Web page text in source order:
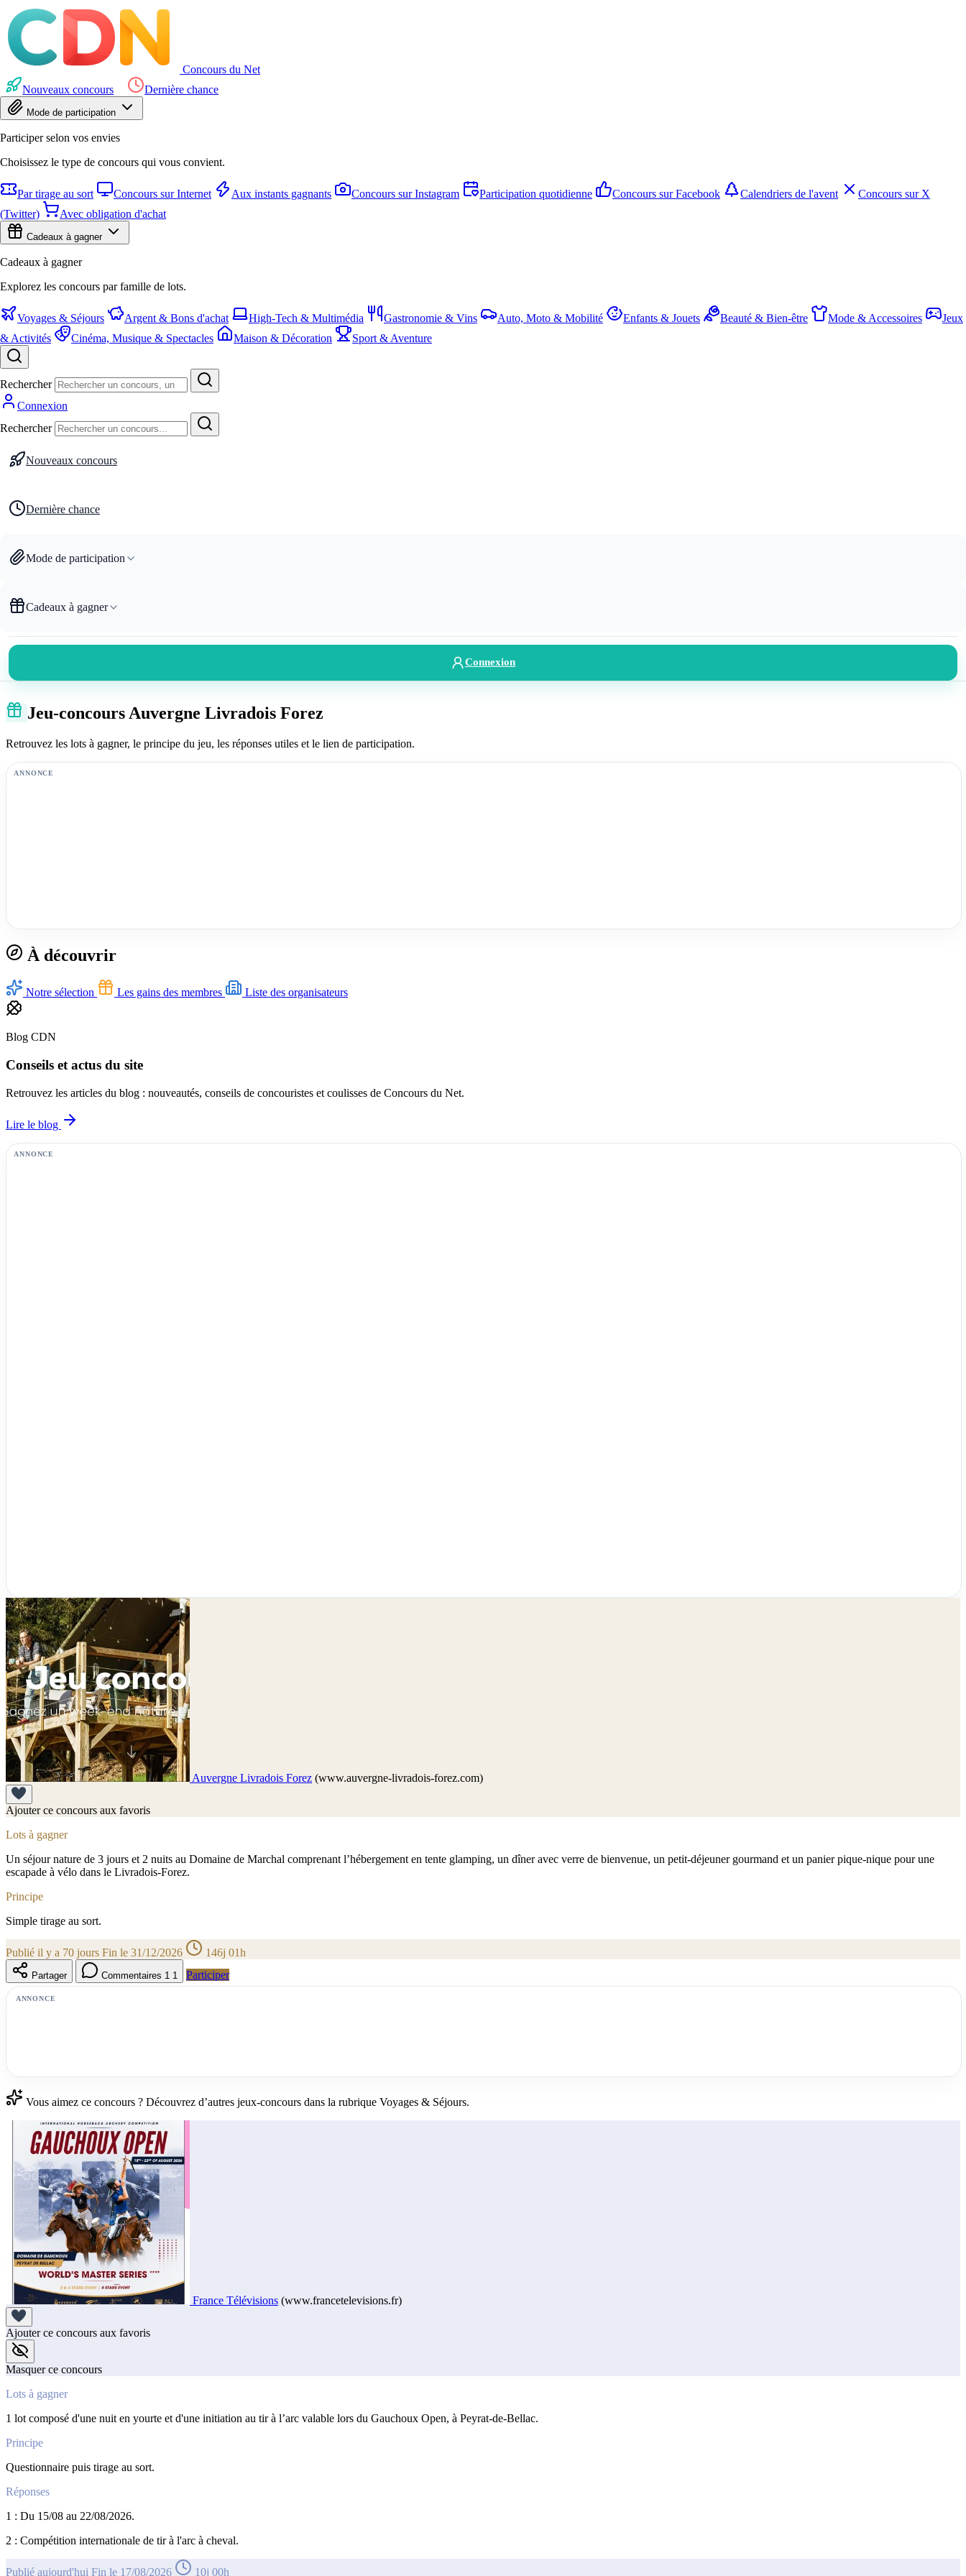
Concours du Net
Nouveaux concours
Dernière chance
Mode de participation
Participer selon vos envies
Choisissez le type de concours qui vous convient.
Par tirage au sort Concours sur Internet Aux instants gagnants Concours sur Instagram Participation quotidienne Concours sur Facebook Calendriers de l'avent
Concours sur X
(Twitter)
Avec obligation d'achat
Cadeaux à gagner
Cadeaux à gagner
Explorez les concours par famille de lots.
Voyages & Séjours Argent & Bons d'achat High-Tech & Multimédia Gastronomie & Vins Auto, Moto & Mobilité Enfants & Jouets Beauté & Bien-être Mode & Accessoires
Jeux
& Activités
Cinéma, Musique & Spectacles Maison & Décoration Sport & Aventure
Rechercher
Connexion
Rechercher
Nouveaux concours
Dernière chance
Mode de participation
Cadeaux à gagner
Connexion
Jeu-concours Auvergne Livradois Forez
Retrouvez les lots à gagner, le principe du jeu, les réponses utiles et le lien de participation.
ANNONCE
À découvrir
Notre sélection Les gains des membres Liste des organisateurs
Blog CDN
Conseils et actus du site
Retrouvez les articles du blog : nouveautés, conseils de concouristes et coulisses de Concours du Net.
Lire le blog
ANNONCE
Auvergne Livradois Forez (www.auvergne-livradois-forez.com)
Ajouter ce concours aux favoris
Lots à gagner
Un séjour nature de 3 jours et 2 nuits au Domaine de Marchal comprenant l’hébergement en tente glamping, un dîner avec verre de bienvenue, un petit-déjeuner gourmand et un panier pique-nique pour une
escapade à vélo dans le Livradois-Forez.
Principe
Simple tirage au sort.
Publié il y a 70 jours Fin le 31/12/2026 146j 01h
Partager Commentaires 1 1 Participer
ANNONCE
Vous aimez ce concours ? Découvrez d’autres jeux-concours dans la rubrique Voyages & Séjours.
France Télévisions (www.francetelevisions.fr)
Ajouter ce concours aux favoris
Masquer ce concours
Lots à gagner
1 lot composé d'une nuit en yourte et d'une initiation au tir à l’arc valable lors du Gauchoux Open, à Peyrat-de-Bellac.
Principe
Questionnaire puis tirage au sort.
Réponses
1 : Du 15/08 au 22/08/2026.
2 : Compétition internationale de tir à l'arc à cheval.
Publié aujourd'hui Fin le 17/08/2026 10j 00h